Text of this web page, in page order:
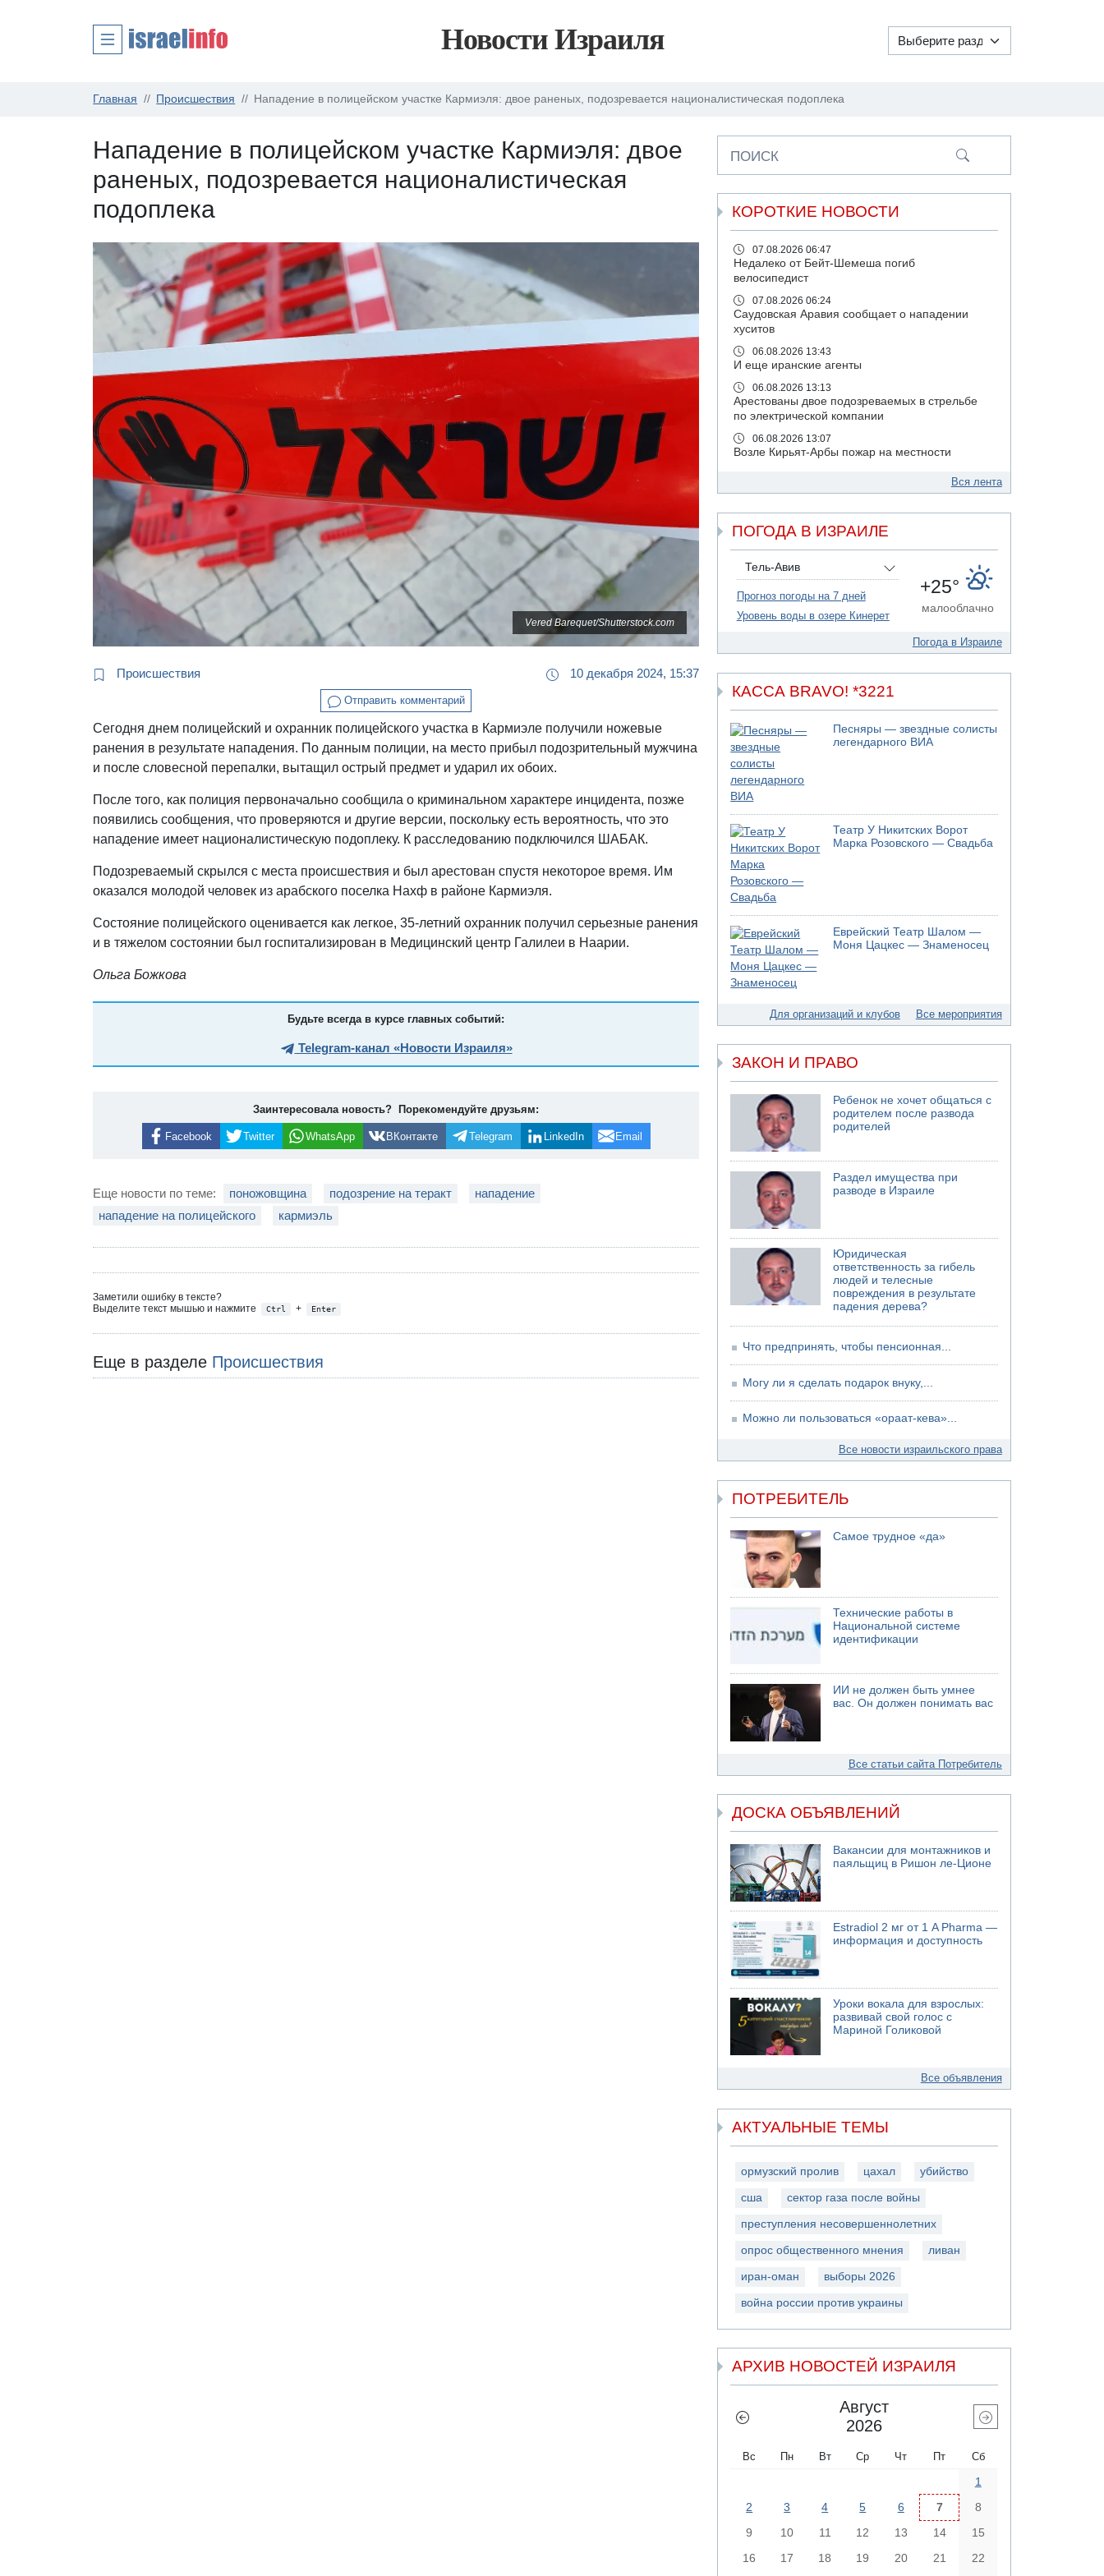
Новости Израиля
Главная Происшествия Нападение в полицейском участке Кармиэля: двое раненых, подозревается националистическая подоплека
Нападение в полицейском участке Кармиэля: двое
раненых, подозревается националистическая
подоплека
Vered Barequet/Shutterstock.com
Происшествия 10 декабря 2024, 15:37
Отправить комментарий
Сегодня днем полицейский и охранник полицейского участка в Кармиэле получили ножевые
ранения в результате нападения. По данным полиции, на место прибыл подозрительный мужчина
и после словесной перепалки, вытащил острый предмет и ударил их обоих.
После того, как полиция первоначально сообщила о криминальном характере инцидента, позже
появились сообщения, что проверяются и другие версии, поскольку есть вероятность, что это
нападение имеет националистическую подоплеку. К расследованию подключился ШАБАК.
Подозреваемый скрылся с места происшествия и был арестован спустя некоторое время. Им
оказался молодой человек из арабского поселка Нахф в районе Кармиэля.
Состояние полицейского оценивается как легкое, 35-летний охранник получил серьезные ранения
и в тяжелом состоянии был госпитализирован в Медицинский центр Галилеи в Наарии.
Ольга Божкова
Будьте всегда в курсе главных событий:
Telegram-канал «Новости Израиля»
Заинтересовала новость? Порекомендуйте друзьям:
Facebook Twitter WhatsApp ВКонтакте Telegram LinkedIn Email
Еще новости по теме: поножовщина подозрение на теракт
нападение
нападение на полицейского
кармиэль
Заметили ошибку в тексте?
Выделите текст мышью и нажмите
Ctrl + Enter
Еще в разделе Происшествия
ПОИСК
КОРОТКИЕ НОВОСТИ
07.08.2026 06:47
Недалеко от Бейт-Шемеша погиб
велосипедист
07.08.2026 06:24
Саудовская Аравия сообщает о нападении
хуситов
06.08.2026 13:43
И еще иранские агенты
06.08.2026 13:13
Арестованы двое подозреваемых в стрельбе
по электрической компании
06.08.2026 13:07
Возле Кирьят-Арбы пожар на местности
США не будут давить на Израиль в вопросе
06.08.2026 11:41
Трое подростков ограбили сексшоп в Холоне
06.08.2026 08:45
Взрыв в Северном Тель-Авиве
06.08.2026 08:11
Украинская атака на российский НПЗ
Израиль провел испытания системы
05.08.2026 18:28
МАДА призывает израильтян срочно сдавать
кровь
05.08.2026 17:00
Бывший посол Израиля в ООН Гилад Эрдан
объявит в четверг о создании новой
политической партии
05.08.2026 13:49
На севере Израиля на берег выбросило тело
05.08.2026 13:32
В России горят новые склады
Хуситы сообщают об атаке по Саудовскому
танкеру
Левые активисты пытались ворваться в офис
"Религиозного сионизма"
05.08.2026 06:42
В Дубае поднимается дым над портом
05.08.2026 06:41
Еще один меморандум для Ирана
Вся лента
ПОГОДА В ИЗРАИЛЕ
Тель-Авив
Прогноз погоды на 7 дней
Уровень воды в озере Кинерет
+25°
малооблачно
Погода в Израиле
КАССА BRAVO! *3221
Песняры — звездные солисты
легендарного ВИА
Театр У Никитских Ворот
Марка Розовского — Свадьба
Еврейский Театр Шалом —
Моня Цацкес — Знаменосец
Для организаций и клубов Все мероприятия
ЗАКОН И ПРАВО
Ребенок не хочет общаться с
родителем после развода
родителей
Раздел имущества при
разводе в Израиле
Юридическая
ответственность за гибель
людей и телесные
повреждения в результате
падения дерева?
Что предпринять, чтобы пенсионная...
Могу ли я сделать подарок внуку,...
Можно ли пользоваться «ораат-кева»...
Все новости израильского права
ПОТРЕБИТЕЛЬ
Самое трудное «да»
Технические работы в
Национальной системе
идентификации
ИИ не должен быть умнее
вас. Он должен понимать вас
Все статьи сайта Потребитель
ДОСКА ОБЪЯВЛЕНИЙ
Вакансии для монтажников и
паяльщиц в Ришон ле-Ционе
Estradiol 2 мг от 1 A Pharma —
информация и доступность
Уроки вокала для взрослых:
развивай свой голос с
Мариной Голиковой
Все объявления
АКТУАЛЬНЫЕ ТЕМЫ
ормузский пролив цахал убийство
сша сектор газа после войны
преступления несовершеннолетних
опрос общественного мнения ливан
иран-оман выборы 2026
война россии против украины
АРХИВ НОВОСТЕЙ ИЗРАИЛЯ
Август
2026
Вс Пн Вт Ср Чт Пт Сб
1
2
3 4 5 6 7
8
9
10 11 12 13 14
15
16
17 18 19 20 21 22